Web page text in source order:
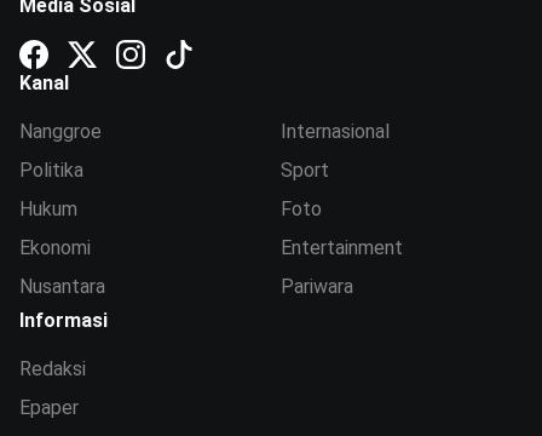
Media Sosial
Kanal
Nanggroe
Politika
Hukum
Ekonomi
Nusantara
Internasional
Sport
Foto
Entertainment
Pariwara
Informasi
Redaksi
Epaper